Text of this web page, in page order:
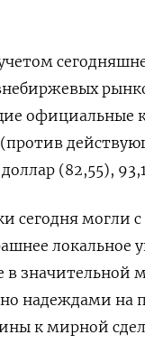
официальные
доллар (82,55),
сегодня могли
локальное
в значительной
надеждами на
к мирной